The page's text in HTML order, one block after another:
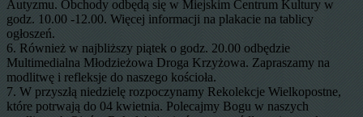
Autyzmu. Obchody odbędą się w Miejskim Centrum Kultury w
godz. 10.00 -12.00. Więcej informacji na plakacie na tablicy
ogłoszeń.
6. Również w najbliższy piątek o godz. 20.00 odbędzie
Multimedialna Młodzieżowa Droga Krzyżowa. Zapraszamy na
modlitwę i refleksje do naszego kościoła.
7. W przyszłą niedzielę rozpoczynamy Rekolekcje Wielkopostne,
które potrwają do 04 kwietnia. Polecajmy Bogu w naszych